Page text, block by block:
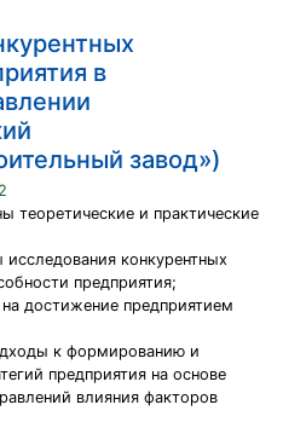
в
завод»)
теоретические и практические
конкурентных
предприятия;
достижение предприятием
к формированию и
предприятия на основе
влияния факторов